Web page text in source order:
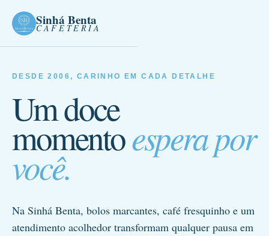
Sinhá Benta
CAFETERIA
DESDE 2006, CARINHO EM CADA DETALHE
Um doce
momentoespera por
você.
Na Sinhá Benta, bolos marcantes, café fresquinho e um
atendimento acolhedor transformam qualquer pausa em